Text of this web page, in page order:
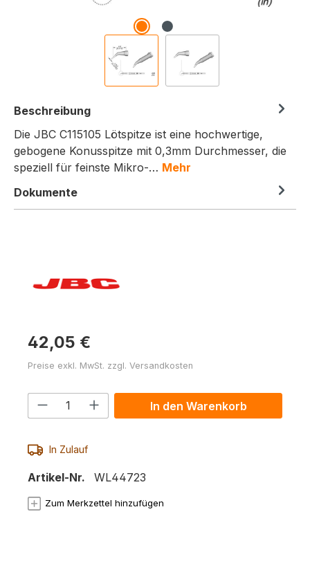
Beschreibung
Die JBC C115105 Lötspitze ist eine hochwertige,
gebogene Konusspitze mit 0,3mm Durchmesser, die
speziell für feinste Mikro-… Mehr
Dokumente
42,05 €
Preise exkl. MwSt. zzgl. Versandkosten
Produkt Anzahl: Gib den
In den Warenkorb
In Zulauf
Artikel-Nr. WL44723
Zum Merkzettel hinzufügen